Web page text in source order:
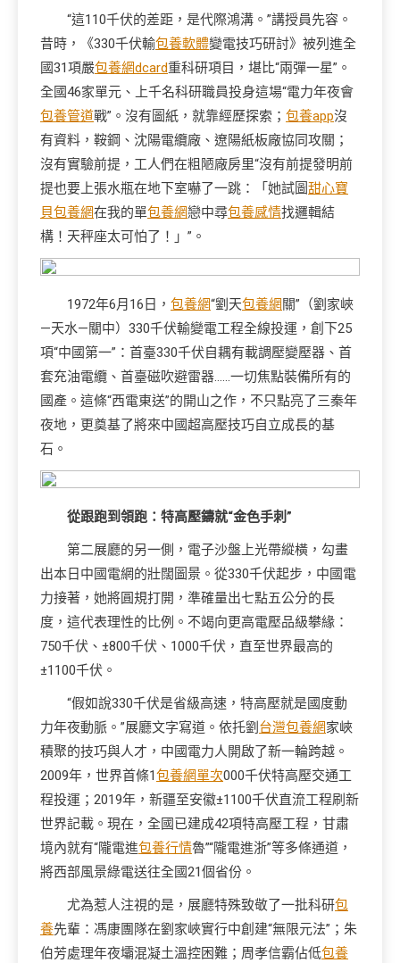
“這110千伏的差距，是代際鴻溝。”講授員先容。
昔時，《330千伏輸包養軟體變電技巧研討》被列進全
國31項嚴包養網dcard重科研項目，堪比“兩彈一星”。
全國46家單元、上千名科研職員投身這場“電力年夜會
包養管道戰”。沒有圖紙，就靠經歷探索； 包養app沒
有資料，鞍鋼、沈陽電纜廠、遼陽紙板廠協同攻關；
沒有實驗前提，工人們在粗陋廠房里“沒有前提發明前
提也要上張水瓶在地下室嚇了一跳：「她試圖甜心寶
貝包養網在我的單包養網戀中尋包養感情找邏輯結
構！天秤座太可怕了！」”。
1972年6月16日， 包養網“劉天包養網 關”（劉家峽
—天水—關中）330千伏輸變電工程全線投運，創下25
項“中國第一”：首臺330千伏自耦有載調壓變壓器、首
套充油電纜、首臺磁吹避雷器……一切焦點裝備所有的
國產。這條“西電東送”的開山之作，不只點亮了三秦年
夜地，更奠基了將來中國超高壓技巧自立成長的基
石。
從跟跑到領跑：特高壓鑄就“金色手刺”
第二展廳的另一側，電子沙盤上光帶縱橫，勾畫
出本日中國電網的壯闊圖景。從330千伏起步，中國電
力接著，她將圓規打開，準確量出七點五公分的長
度，這代表理性的比例。不竭向更高電壓品級攀緣：
750千伏、±800千伏、1000千伏，直至世界最高的
±1100千伏。
“假如說330千伏是省級高速，特高壓就是國度動
力年夜動脈。”展廳文字寫道。依托劉 台灣包養網家峽
積聚的技巧與人才，中國電力人開啟了新一輪跨越。
2009年，世界首條1包養網單次000千伏特高壓交通工
程投運；2019年，新疆至安徽±1100千伏直流工程刷新
世界記載。現在，全國已建成42項特高壓工程，甘肅
境內就有“隴電進包養行情魯”“隴電進浙”等多條通道，
將西部風景綠電送往全國21個省份。
尤為惹人注視的是，展廳特殊致敬了一批科研包
養先輩：馮康團隊在劉家峽實行中創建“無限元法”；朱
伯芳處理年夜壩混凝土溫控困難；周孝信霸佔低包養